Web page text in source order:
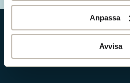
Anpassa
Avvisa